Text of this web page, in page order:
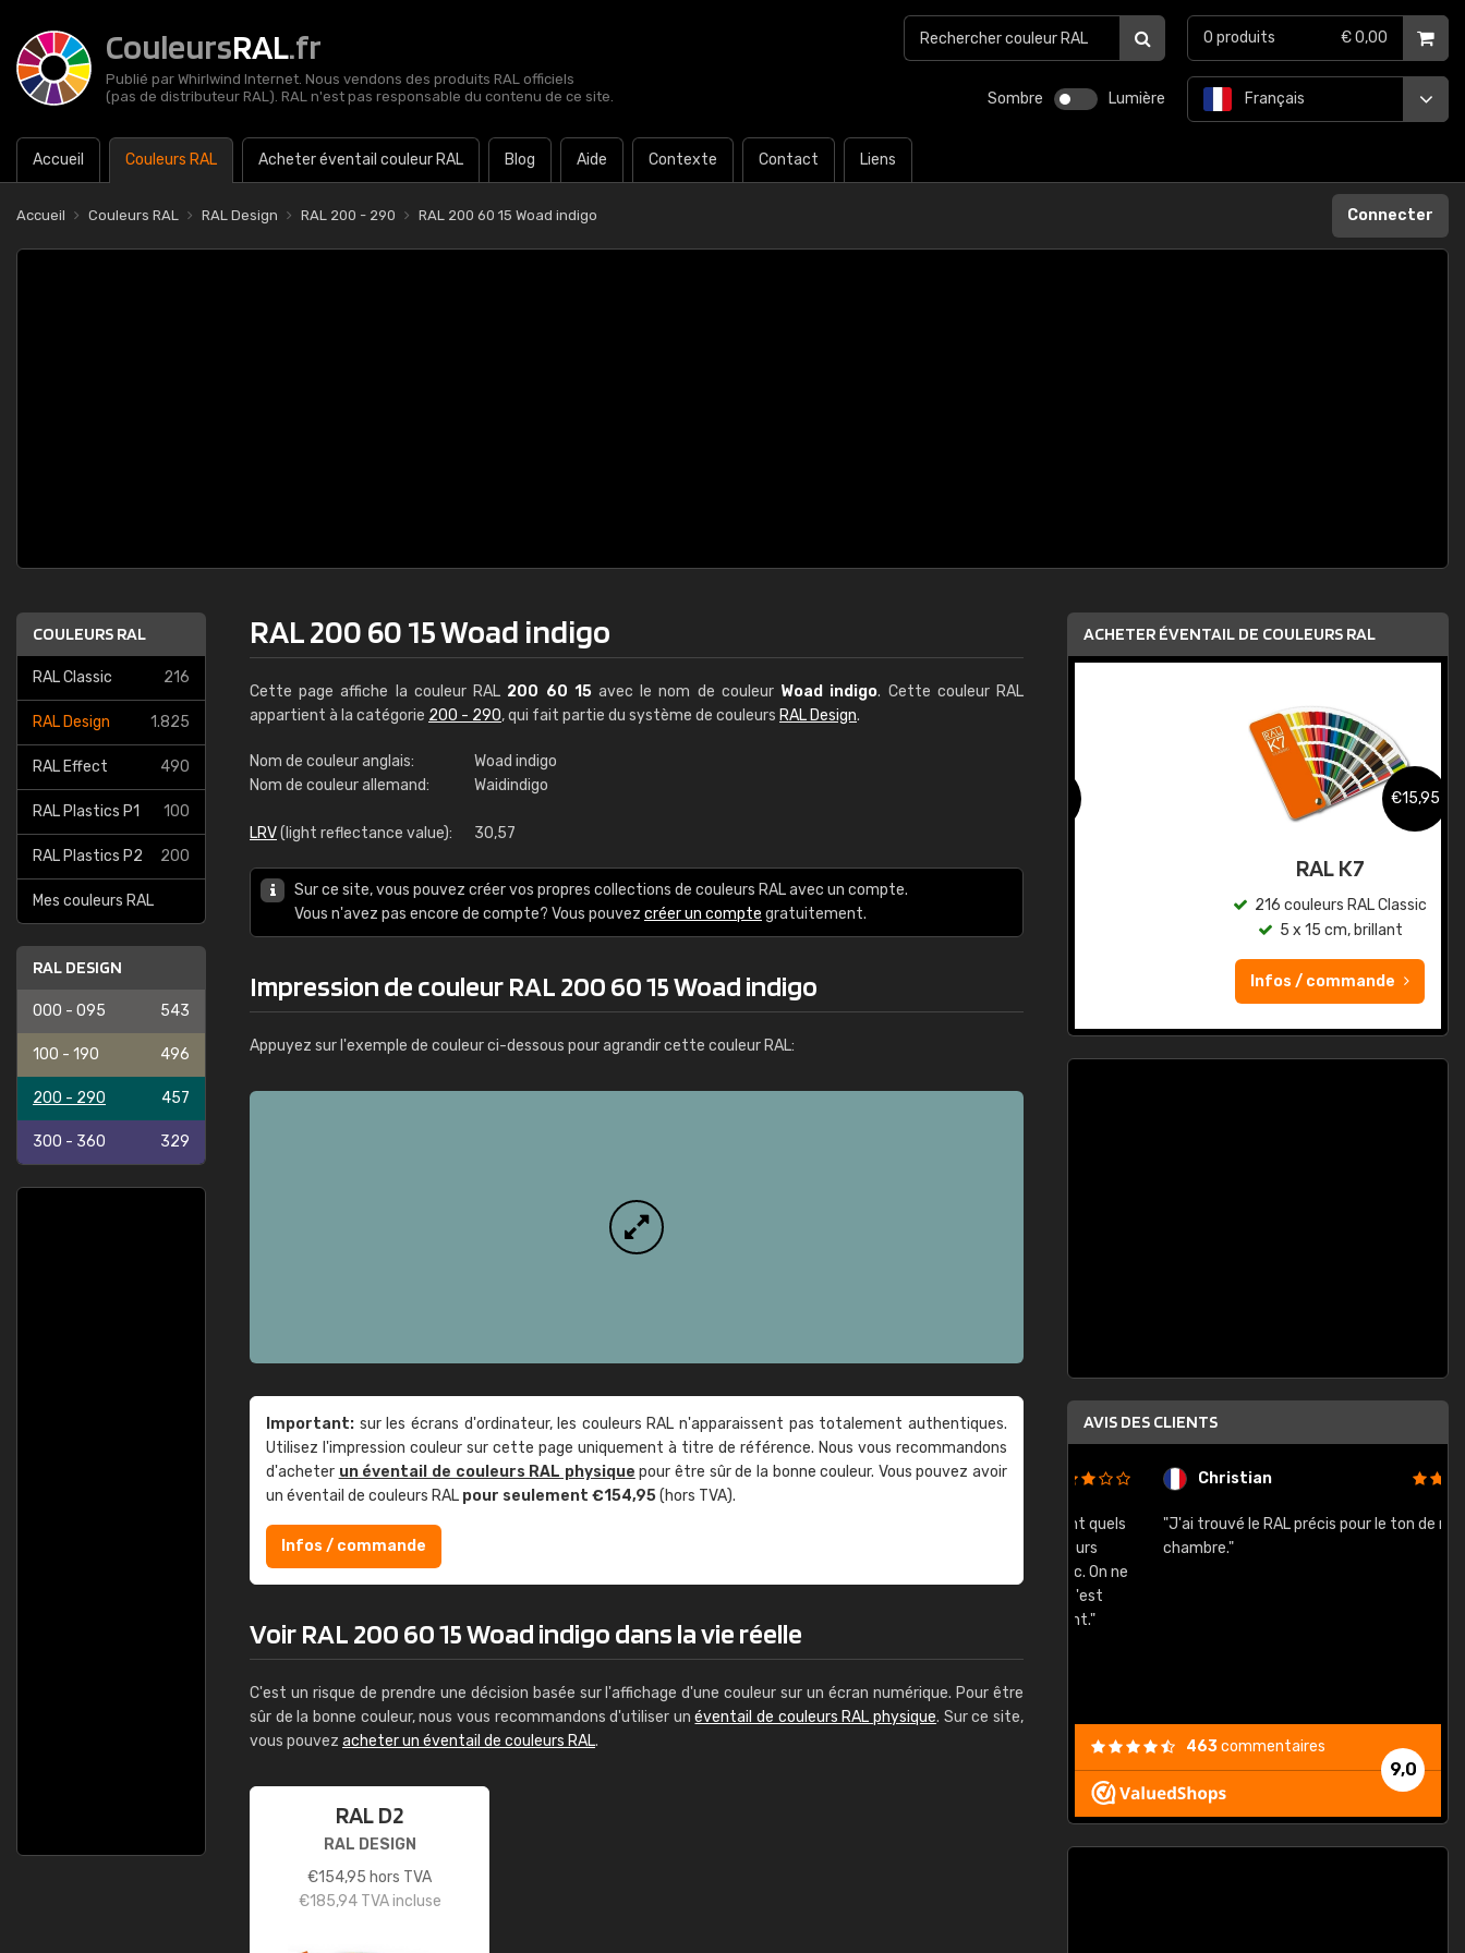
CouleursRAL.fr
Publié par Whirlwind Internet. Nous vendons des produits RAL officiels
(pas de distributeur RAL). RAL n'est pas responsable du contenu de ce site.
Sombre Lumière
Accueil Couleurs RAL Acheter éventail couleur RAL Blog Aide Contexte Contact Liens
Français
0 produits € 0,00
Accueil Couleurs RAL RAL Design RAL 200 - 290 RAL 200 60 15 Woad indigo Connecter
COULEURS RAL
RAL Classic 216
RAL Design 1.825
RAL Effect 490
RAL Plastics P1 100
RAL Plastics P2 200
Mes couleurs RAL
RAL DESIGN
000 - 095 543
100 - 190 496
200 - 290 457
300 - 360 329
RAL 200 60 15 Woad indigo
Cette page affiche la couleur RAL 200 60 15avec le nom de couleur Woad indigo. Cette couleur RAL
appartient à la catégorie 200 - 290, qui fait partie du système de couleurs RAL Design.
Nom de couleur anglais:
Woad indigo
Nom de couleur allemand:
Waidindigo
LRV(light reflectance value): 30,57
Sur ce site, vous pouvez créer vos propres collections de couleurs RAL avec un compte.
Vous n'avez pas encore de compte? Vous pouvez créer un compte gratuitement.
Impression de couleur RAL 200 60 15 Woad indigo
Appuyez sur l'exemple de couleur ci-dessous pour agrandir cette couleur RAL:
Important: sur les écrans d'ordinateur, les couleurs RAL n'apparaissent pas totalement authentiques.
Utilisez l'impression couleur sur cette page uniquement à titre de référence. Nous vous recommandons
d'acheter un éventail de couleurs RAL physique pour être sûr de la bonne couleur. Vous pouvez avoir
un éventail de couleurs RAL pour seulement €154,95(hors TVA).
Infos / commande
Voir RAL 200 60 15 Woad indigo dans la vie réelle
C'est un risque de prendre une décision basée sur l'affichage d'une couleur sur un écran numérique. Pour être
sûr de la bonne couleur, nous vous recommandons d'utiliser unéventail de couleurs RAL physique. Sur ce site,
vous pouvez acheter un éventail de couleurs RAL.
RAL D2
RAL DESIGN
€154,95 hors TVA
€185,94TVA incluse
ACHETER ÉVENTAIL DE COULEURS RAL
RAL K7 à base d'eau
216 couleurs RAL Classic
Infos / commande
€15,95
216 couleurs RAL Classic
5 x 15 cm, brillant
Infos / commande
AVIS DES CLIENTS
Guillaume Euvrard Christian
"J'ai trouvé le RAL précis pour le ton de ma
chambre."
9,0
463commentaires